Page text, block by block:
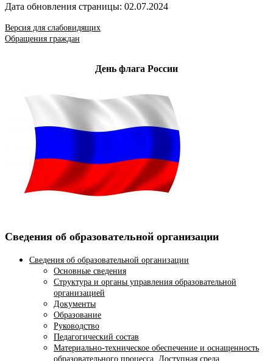
Дата обновления страницы: 02.07.2024
Версия для слабовидящих
Обращения граждан
День флага России
Сведения об образовательной организации
Сведения об образовательной организации
Основные сведения
Структура и органы управления образовательной
организацией
Документы
Образование
Руководство
Педагогический состав
Материально-техническое обеспечение и оснащенность
образовательного процесса. Доступная среда